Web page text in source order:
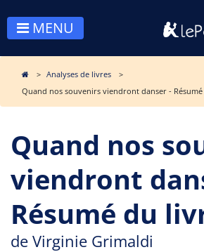
MENU
Analyses de livres
Quand nos souvenirs viendront danser -
Quand nos
viendront
Résumé du
de Virginie Grimaldi